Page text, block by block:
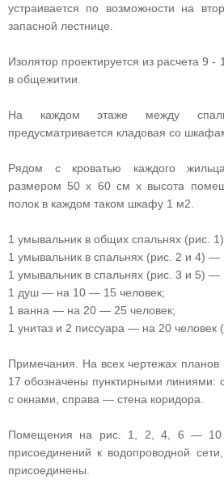
устраивается по возможности на
запасной лестнице.
Изолятор проектируется из расчета 9
в общежитии.
На каждом этаже между
предусматривается кладовая со
Рядом с кроватью каждого
размером 50 х 60 см х высота
полок в каждом таком шкафу 1 м2.
1 умывальник в общих спальнях (рис.
1 умывальник в спальнях (рис. 2 и 4)
1 умывальник в спальнях (рис. 3 и 5)
1 душ — на 10 — 15 человек;
1 ванна — на 20 — 25 человек;
1 унитаз и 2 писсуара — на 20 человек
Примечания. На всех чертежах
17 обозначены пунктирными линиями:
с окнами, справа — стена коридора.
Помещения на рис. 1, 2, 4, 6 —
присоединений к водопроводной
присоединены.